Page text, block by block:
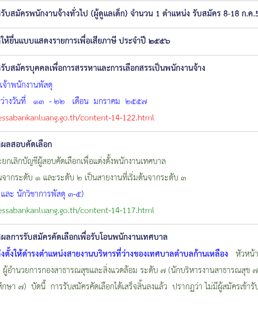
บสมัครพนักงานจ้างทั่วไป (ผู้ดูแลเด็ก) จำนวน 1 ตำแหน่ง รับสมัคร 8-18 ก.ค
ห้ยื่นแบบแสดงรายการเพื่อเสียภาษี ประจำปี ๒๕๕๖
บสมัครบุคคลเพื่อการสรรหาและการเลือกสรรเป็นพนักงานจ้าง
าพนักงานพัสดุ
ว่างวันที่ ๑๓ - ๒๒ เดือน มกราคม ๒๕๕๗
content-14-122.html
ลสอบคัดเลือก
กเลิกบัญชีผู้สอบคัดเลือกเพื่อแต่งตั้งพนักงานเทศบาล
ากระดับ ๑ และระดับ ๒ เป็นสายงานที่เริ่มต้นจากระดับ ๓
ะ นักวิชาการพัสดุ ๓-๕)
content-14-117.html
ลการรับสมัครคัดเลือกเพื่อรับโอนพนักงานเทศบาล
ตั้งให้ดำรงตำแหน่งสายงานบริหารที่ว่างของเทศบาลตำบลก้านเหลือง หัวหน้
ำนวยการกองสาธารณสุขและสิ่งแวดล้อม ระดับ ๗ (นักบริหารงานสาธารณสุข
ษา ๗) บัดนี้ การรับสมัครคัดเลือกได้เสร็จสิ้นลงแล้ว ปรากฏว่า ไม่มีผู้สมัครเข้ารั